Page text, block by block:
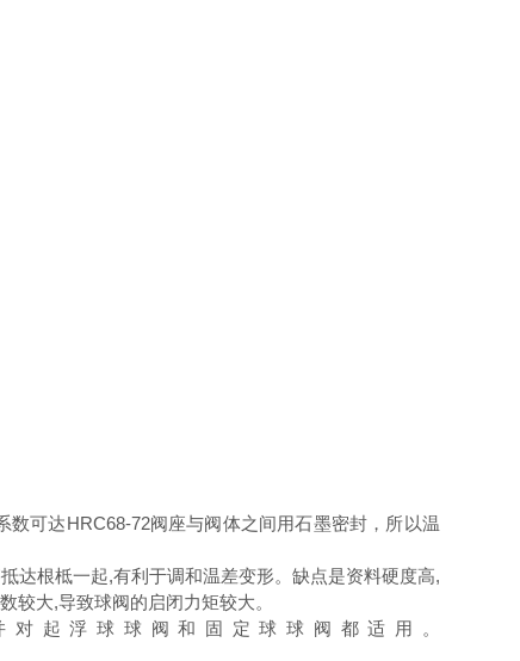
可达HRC68-72阀座与阀体之间用石墨密封，所以温
达根柢一起,有利于调和温差变形。缺点是资料硬度高,
较大,导致球阀的启闭力矩较大。
起浮球球阀和固定球球阀都适用。